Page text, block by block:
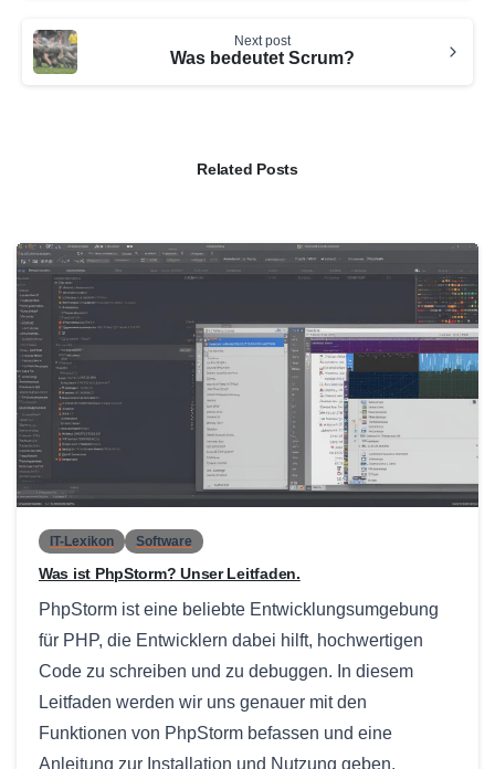
Next post
Was bedeutet Scrum?
Related Posts
IT-Lexikon Software
Was ist PhpStorm? Unser Leitfaden.
PhpStorm ist eine beliebte Entwicklungsumgebung
für PHP, die Entwicklern dabei hilft, hochwertigen
Code zu schreiben und zu debuggen. In diesem
Leitfaden werden wir uns genauer mit den
Funktionen von PhpStorm befassen und eine
Anleitung zur Installation und Nutzung geben.